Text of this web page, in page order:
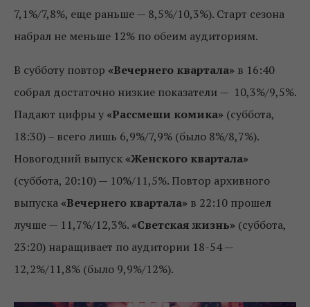
7,1%/7,8%, еще раньше — 8,5%/10,3%). Старт сезона
набрал не меньше 12% по обеим аудиториям.
В субботу повтор «Вечернего квартала» в 16:40
собрал достаточно низкие показатели — 10,3%/9,5%.
Падают цифры у «Рассмеши комика» (суббота,
18:30) – всего лишь 6,9%/7,9% (было 8%/8,7%).
Новогодний выпуск «Женского квартала»
(суббота, 20:10) — 10%/11,5%. Повтор архивного
выпуска «Вечернего квартала» в 22:10 прошел
лучше — 11,7%/12,3%. «Светская жизнь» (суббота,
23:20) наращивает по аудитории 18-54 —
12,2%/11,8% (было 9,9%/12%).